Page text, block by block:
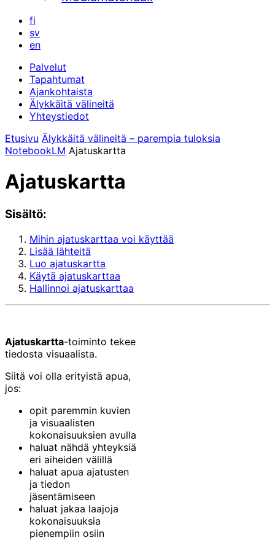
fi
sv
en
Palvelut
Tapahtumat
Ajankohtaista
Älykkäitä välineitä
Yhteystiedot
Etusivu Älykkäitä välineitä – parempia tuloksia
NotebookLM Ajatuskartta
Ajatuskartta
Sisältö:
Mihin ajatuskarttaa voi käyttää
Lisää lähteitä
Luo ajatuskartta
Käytä ajatuskarttaa
Hallinnoi ajatuskarttaa
Ajatuskartta-toiminto tekee
tiedosta visuaalista.
Siitä voi olla erityistä apua,
jos:
opit paremmin kuvien
ja visuaalisten
kokonaisuuksien avulla
haluat nähdä yhteyksiä
eri aiheiden välillä
haluat apua ajatusten
ja tiedon
jäsentämiseen
haluat jakaa laajoja
kokonaisuuksia
pienempiin osiin